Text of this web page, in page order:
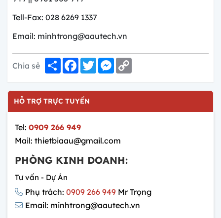
Tell-Fax: 028 6269 1337
Email: minhtrong@aautech.vn
Chia sẻ ShareFacebook
TwitterMessenger
HỖ TRỢ TRỰC TUYẾN
Tel: 0909 266 949
Mail: thietbiaau@gmail.com
PHÒNG KINH DOANH:
Tư vấn - Dự Án
Phụ trách: 0909 266 949 Mr Trọng
Email: minhtrong@aautech.vn